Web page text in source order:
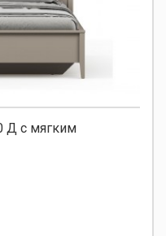
Д с мягким